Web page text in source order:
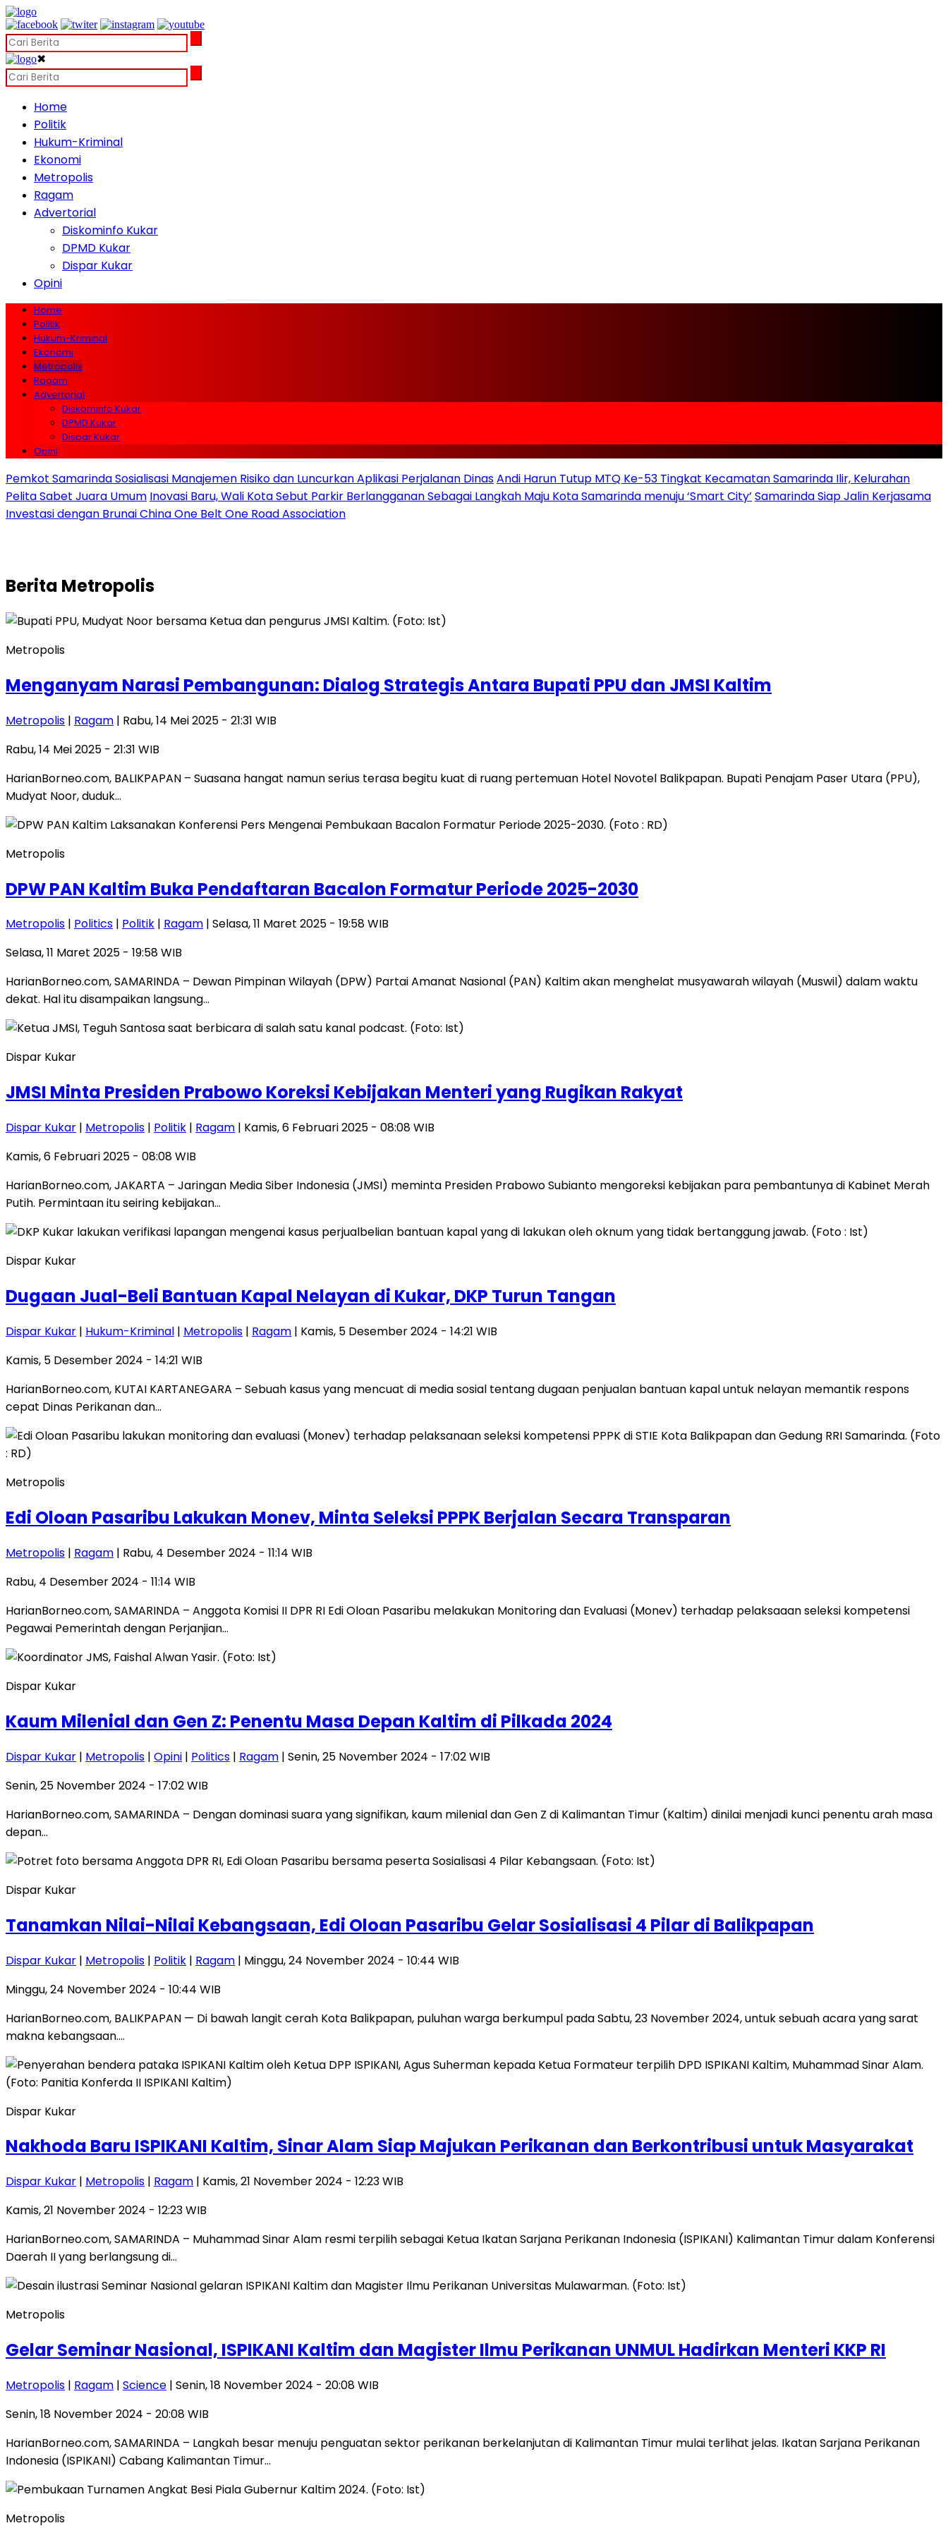
✖
Home
Politik
Hukum-Kriminal
Ekonomi
Metropolis
Ragam
Advertorial
Diskominfo Kukar
DPMD Kukar
Dispar Kukar
Opini
Home
Politik
Hukum-Kriminal
Ekonomi
Metropolis
Ragam
Advertorial
Diskominfo Kukar
DPMD Kukar
Dispar Kukar
Opini
Pemkot Samarinda Sosialisasi Manajemen Risiko dan Luncurkan Aplikasi Perjalanan DinasAndi Harun Tutup MTQ Ke-53 Tingkat Kecamatan Samarinda Ilir, Kelurahan
Pelita Sabet Juara Umum Inovasi Baru, Wali Kota Sebut Parkir Berlangganan Sebagai Langkah Maju Kota Samarinda menuju ‘Smart City’ Samarinda Siap Jalin Kerjasama
Investasi dengan Brunai China One Belt One Road Association
Berita Metropolis
Metropolis
Menganyam Narasi Pembangunan: Dialog Strategis Antara Bupati PPU dan JMSI Kaltim
Metropolis | Ragam | Rabu, 14 Mei 2025 - 21:31 WIB
Rabu, 14 Mei 2025 - 21:31 WIB
HarianBorneo.com, BALIKPAPAN – Suasana hangat namun serius terasa begitu kuat di ruang pertemuan Hotel Novotel Balikpapan. Bupati Penajam Paser Utara (PPU),
Mudyat Noor, duduk…
Metropolis
DPW PAN Kaltim Buka Pendaftaran Bacalon Formatur Periode 2025-2030
Metropolis | Politics | Politik | Ragam | Selasa, 11 Maret 2025 - 19:58 WIB
Selasa, 11 Maret 2025 - 19:58 WIB
HarianBorneo.com, SAMARINDA – Dewan Pimpinan Wilayah (DPW) Partai Amanat Nasional (PAN) Kaltim akan menghelat musyawarah wilayah (Muswil) dalam waktu
dekat. Hal itu disampaikan langsung…
Dispar Kukar
JMSI Minta Presiden Prabowo Koreksi Kebijakan Menteri yang Rugikan Rakyat
Dispar Kukar | Metropolis | Politik | Ragam | Kamis, 6 Februari 2025 - 08:08 WIB
Kamis, 6 Februari 2025 - 08:08 WIB
HarianBorneo.com, JAKARTA – Jaringan Media Siber Indonesia (JMSI) meminta Presiden Prabowo Subianto mengoreksi kebijakan para pembantunya di Kabinet Merah
Putih. Permintaan itu seiring kebijakan…
Dispar Kukar
Dugaan Jual-Beli Bantuan Kapal Nelayan di Kukar, DKP Turun Tangan
Dispar Kukar | Hukum-Kriminal | Metropolis | Ragam | Kamis, 5 Desember 2024 - 14:21 WIB
Kamis, 5 Desember 2024 - 14:21 WIB
HarianBorneo.com, KUTAI KARTANEGARA – Sebuah kasus yang mencuat di media sosial tentang dugaan penjualan bantuan kapal untuk nelayan memantik respons
cepat Dinas Perikanan dan…
Metropolis
Edi Oloan Pasaribu Lakukan Monev, Minta Seleksi PPPK Berjalan Secara Transparan
Metropolis | Ragam | Rabu, 4 Desember 2024 - 11:14 WIB
Rabu, 4 Desember 2024 - 11:14 WIB
HarianBorneo.com, SAMARINDA – Anggota Komisi II DPR RI Edi Oloan Pasaribu melakukan Monitoring dan Evaluasi (Monev) terhadap pelaksaaan seleksi kompetensi
Pegawai Pemerintah dengan Perjanjian…
Dispar Kukar
Kaum Milenial dan Gen Z: Penentu Masa Depan Kaltim di Pilkada 2024
Dispar Kukar | Metropolis | Opini | Politics | Ragam | Senin, 25 November 2024 - 17:02 WIB
Senin, 25 November 2024 - 17:02 WIB
HarianBorneo.com, SAMARINDA – Dengan dominasi suara yang signifikan, kaum milenial dan Gen Z di Kalimantan Timur (Kaltim) dinilai menjadi kunci penentu arah masa
depan…
Dispar Kukar
Tanamkan Nilai-Nilai Kebangsaan, Edi Oloan Pasaribu Gelar Sosialisasi 4 Pilar di Balikpapan
Dispar Kukar | Metropolis | Politik | Ragam | Minggu, 24 November 2024 - 10:44 WIB
Minggu, 24 November 2024 - 10:44 WIB
HarianBorneo.com, BALIKPAPAN — Di bawah langit cerah Kota Balikpapan, puluhan warga berkumpul pada Sabtu, 23 November 2024, untuk sebuah acara yang sarat
makna kebangsaan….
Dispar Kukar
Nakhoda Baru ISPIKANI Kaltim, Sinar Alam Siap Majukan Perikanan dan Berkontribusi untuk Masyarakat
Dispar Kukar | Metropolis | Ragam | Kamis, 21 November 2024 - 12:23 WIB
Kamis, 21 November 2024 - 12:23 WIB
HarianBorneo.com, SAMARINDA – Muhammad Sinar Alam resmi terpilih sebagai Ketua Ikatan Sarjana Perikanan Indonesia (ISPIKANI) Kalimantan Timur dalam Konferensi
Daerah II yang berlangsung di…
Metropolis
Gelar Seminar Nasional, ISPIKANI Kaltim dan Magister Ilmu Perikanan UNMUL Hadirkan Menteri KKP RI
Metropolis | Ragam | Science | Senin, 18 November 2024 - 20:08 WIB
Senin, 18 November 2024 - 20:08 WIB
HarianBorneo.com, SAMARINDA – Langkah besar menuju penguatan sektor perikanan berkelanjutan di Kalimantan Timur mulai terlihat jelas. Ikatan Sarjana Perikanan
Indonesia (ISPIKANI) Cabang Kalimantan Timur…
Metropolis